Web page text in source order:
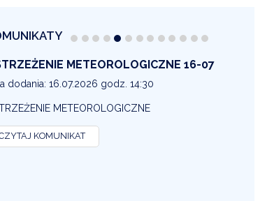
METEOROLOGICZNE 16-07
dodania: 16.07.2026 godz. 14:30
METEOROLOGICZNE
KOMUNIKAT